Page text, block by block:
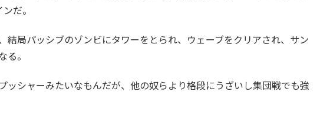
だ。
結局パッシブのゾンビにタワーをとられ、ウェーブをクリアされ、サン
る。
ッシャーみたいなもんだが、他の奴らより格段にうざいし集団戦でも強